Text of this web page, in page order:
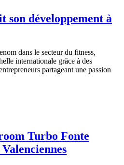
développement à
dans le secteur du fitness,
internationale grâce à des
partageant une passion
Turbo Fonte